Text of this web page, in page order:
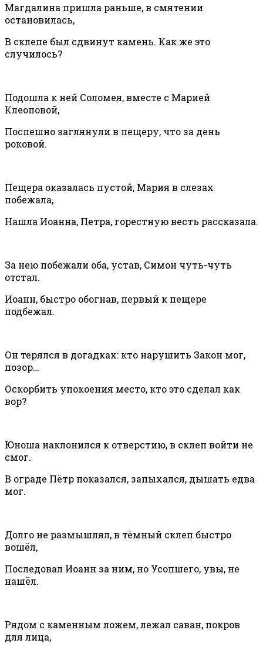
Магдалина пришла раньше, в смятении
остановилась,
В склепе был сдвинут камень. Как же это
случилось?
Подошла к ней Соломея, вместе с Марией
Клеоповой,
Поспешно заглянули в пещеру, что за день
роковой.
Пещера оказалась пустой, Мария в слезах
побежала,
Нашла Иоанна, Петра, горестную весть рассказала.
За нею побежали оба, устав, Симон чуть-чуть
отстал.
Иоанн, быстро обогнав, первый к пещере
подбежал.
Он терялся в догадках: кто нарушить Закон мог,
позор…
Оскорбить упокоения место, кто это сделал как
вор?
Юноша наклонился к отверстию, в склеп войти не
смог.
В ограде Пётр показался, запыхался, дышать едва
мог.
Долго не размышлял, в тёмный склеп быстро
вошёл,
Последовал Иоанн за ним, но Усопшего, увы, не
нашёл.
Рядом с каменным ложем, лежал саван, покров
для лица,